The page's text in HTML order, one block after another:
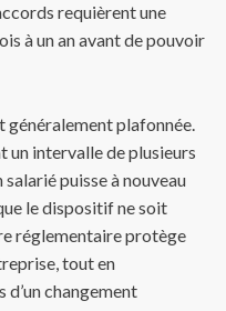
requièrent une
à un an avant de pouvoir
généralement plafonnée.
un intervalle de plusieurs
salarié puisse à nouveau
le dispositif ne soit
réglementaire protège
tout en
changement